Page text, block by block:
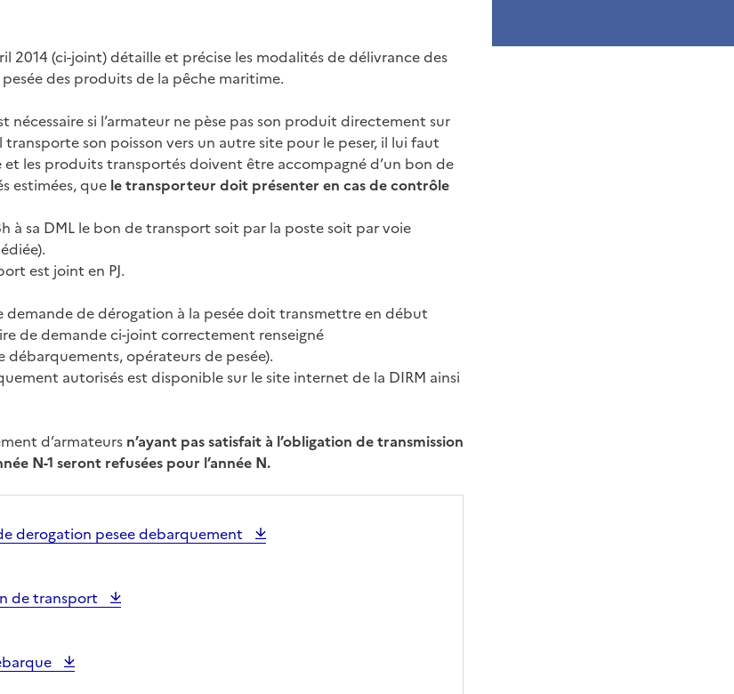
2014 (ci-joint) détaille et précise les modalités de délivrance des
des produits de la pêche maritime.
nécessaire si l’armateur ne pèse pas son produit directement sur
transporte son poisson vers un autre site pour le peser, il lui faut
les produits transportés doivent être accompagné d’un bon de
estimées, que le transporteur doit présenter en cas de contrôle
à sa DML le bon de transport soit par la poste soit par voie
est joint en PJ.
demande de dérogation à la pesée doit transmettre en début
de demande ci-joint correctement renseigné
opérateurs de pesée).
autorisés est disponible sur le site internet de la DIRM ainsi
d’armateurs n’ayant pas satisfait à l’obligation de transmission
N-1 seront refusées pour l’année N.
derogation pesee debarquement
de transport